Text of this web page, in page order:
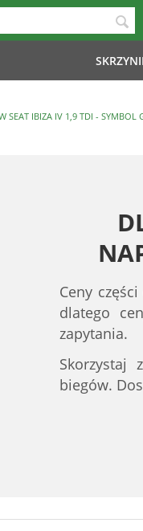
SEAT IBIZA IV 1,9 TDI - SYMBOL
Ceny
dlatego
zapytania.
Skorzystaj
biegów.